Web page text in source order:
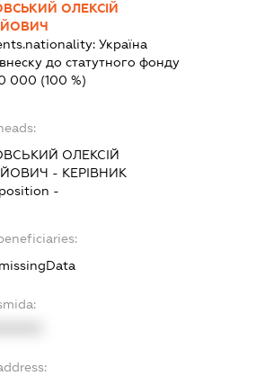
ОЛЕКСІЙ
Україна
до статутного фонду
000 (100 %)
ОЛЕКСІЙ
- КЕРІВНИК
-